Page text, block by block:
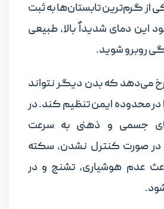
از گرم‌ترین تابستان‌ها به ثبت
این دمای شدیداٌ بالا، طبیعی
روبرو شوید.
می‌دهد که بدن دیگر نتواند
در محدوده ایمن تنظیم کند. در
جسمی و ذهنی به سرعت
صورت کنترل نشدن، سکته
عدم هوشیاری، تشنج و در